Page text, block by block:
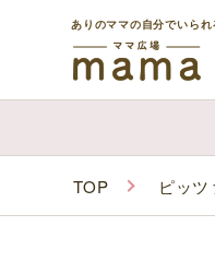
ありのママの自分でいら
TOP ピッ